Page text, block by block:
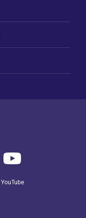
YouTube